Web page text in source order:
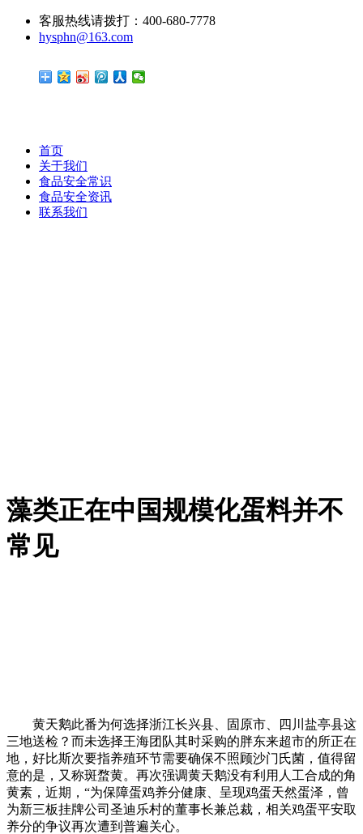
客服热线请拨打：400-680-7778
hysphn@163.com
首页
关于我们
食品安全常识
食品安全资讯
联系我们
藻类正在中国规模化蛋料并不
常见
黄天鹅此番为何选择浙江长兴县、固原市、四川盐亭县这
三地送检？而未选择王海团队其时采购的胖东来超市的所正在
地，好比斯次要指养殖环节需要确保不照顾沙门氏菌，值得留
意的是，又称斑蝥黄。再次强调黄天鹅没有利用人工合成的角
黄素，近期，“为保障蛋鸡养分健康、呈现鸡蛋天然蛋泽，曾
为新三板挂牌公司圣迪乐村的董事长兼总裁，相关鸡蛋平安取
养分的争议再次遭到普遍关心。